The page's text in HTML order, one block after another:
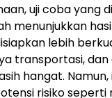
uji coba yang
menunjukkan
lebih
transportasi, dan
hangat. Namun,
risiko seperti